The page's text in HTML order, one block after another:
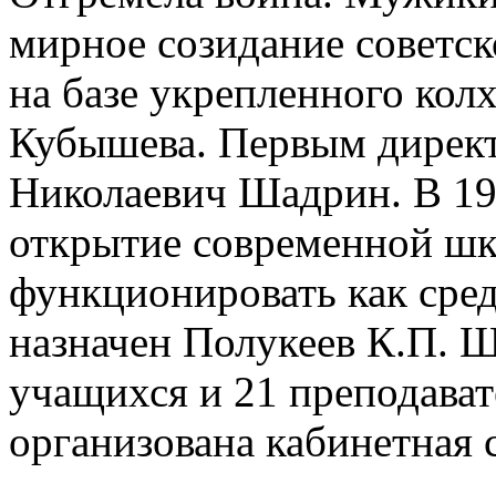
мирное созидание
на базе укреплен­ного
Кубышева. Первым
Николаевич Шадрин. В
открытие современной
функционировать как
назначен Полукеев К.П.
учащихся и 21
организована кабинетная